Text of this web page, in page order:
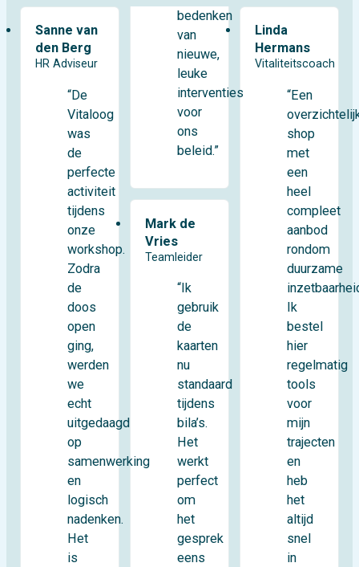
Sanne van
den Berg
HR Adviseur
“De
Vitaloog
was
de
perfecte
activiteit
tijdens
onze
workshop.
Zodra
de
doos
open
ging,
werden
we
echt
uitgedaagd
op
samenwerking
en
logisch
nadenken.
Het
is
bedenken
van
nieuwe,
leuke
interventies
voor
ons
beleid.”
Mark de
Vries
Teamleider
“Ik
gebruik
de
kaarten
nu
standaard
tijdens
bila’s.
Het
werkt
perfect
om
het
gesprek
eens
Linda
Hermans
Vitaliteitscoach
“Een
shop
met
een
heel
compleet
aanbod
rondom
duurzame
Ik
bestel
hier
regelmatig
tools
voor
mijn
trajecten
en
heb
het
altijd
snel
in